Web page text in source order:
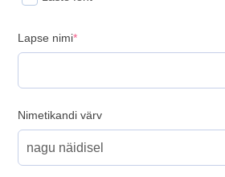
Lapse nimi*(required)
Nimetikandi värv